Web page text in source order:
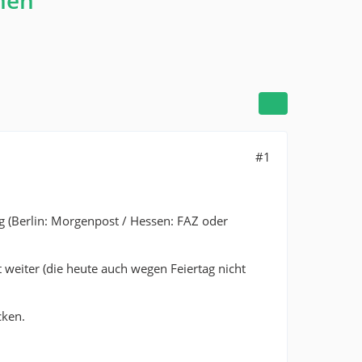
#1
(Berlin: Morgenpost / Hessen: FAZ oder
(die heute auch wegen Feiertag nicht